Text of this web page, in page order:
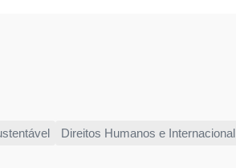
Direitos Humanos e Internacional